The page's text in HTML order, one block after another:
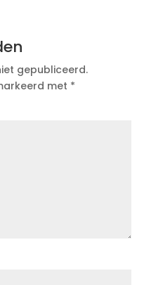
gepubliceerd.
met *